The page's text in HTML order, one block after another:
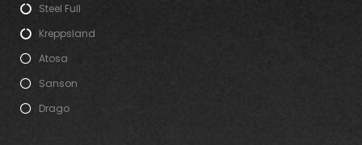
Steel Full
Kreppsland
Atosa
Sanson
Drago